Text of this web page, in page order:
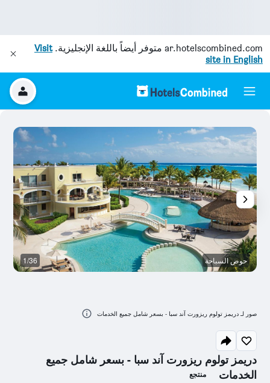
ar.hotelscombined.com متوفر أيضاً باللغة الإنجليزية.Visit
site in English
دريمز تولوم ريزورت آند سبا - بسعر شامل جميع
الخدمات
منتجع
حوض السباحة 1/36
صور لـ دريمز تولوم ريزورت آند سبا - بسعر شامل جميع الخدمات